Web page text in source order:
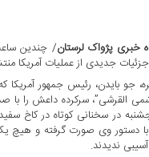
خبری پژواک لرستان/ چندین
جدیدی از عملیات آمریکا
جو بایدن، رئیس جمهور آمریکا
القرشی”، سرکرده داعش را با
در سخنانی کوتاه در کاخ
دستور وی صورت گرفته و هیچ یک
ندیدند.